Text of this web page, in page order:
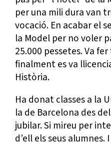
per una mili dura van
vocació. En acabar el
la Model per no voler
25.000 pessetes. Va
finalment es va
Història.
Ha donat classes a la
la de Barcelona des
jubilar. Si mireu per
d’ell els seus alumnes.